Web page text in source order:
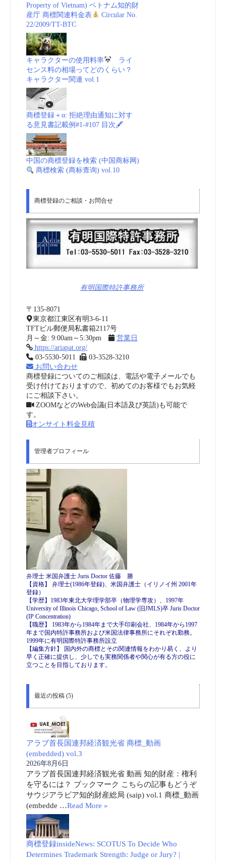
Property of Vietnam) ベトナム知的財
産庁 商標関連料金表
Circular No.
22/2009/TT-BTC
キャラクターの使用料率
ライ
センス料の相場ってどのくらい？
キャラクター関連 vol.1
商標登録＋α: 拒絶理由通知に対す
る意見書記載例#1-#107 目次🖋
中国の商標登録を検索 (中国商标网)
商標検索 (商标查询) vol.10
商標登録のご相談・お問合せ
有明国際特許事務所
〒135-8071
東京都江東区有明3-6-11
TFTビル郵便局私書箱2117号
月～金: 9:00am～5:30pm
営業日
https://ariapat.org/
03-5530-5011
03-3528-3210
お問い合わせ
商標登録についてのご相談は、電話や電子メールでも
受け付けておりますので、初めてのお客様でもお気軽
にご相談下さい。
ZOOMなどのWeb会議(日本語及び英語)も可能で
す。
オンサイト料金見積
管理者プロフィール
弁理士 米国弁護士 Juris Doctor 佐藤 勝
【資格】 弁理士(1986年登録)、米国弁護士（イリノイ州 2001年
登録）
【学歴】1983年東北大学理学部卒（物理学専攻）、1997年
University of Illinois Chicago, School of Law (旧JMLS)卒 Juris Doctor
(IP Concentration)
【職歴】 1983年から1984年まで大手印刷会社、1984年から1997
年まで国内特許事務所および米国法律事務所にそれぞれ勤務。
1999年に有明国際特許事務所設立
【編集方針】 国内外の商標とその関連情報をわかり易く、より
早く正確に提供し、少しでも実務関係者や関心が有る方の役に
立つことを目指しております。
最近の投稿 (5)
アラブ首長国連邦経済観光省 商標_動画
(embedded) vol.3
2026年8月6日
アラブ首長国連邦経済観光省 動画 知的財産：権利
を守るには？ ブックマーク こちらの記事もどうぞ
サウジアラビア知的財産総局 (saip) vol.1 商標_動画
(embedde …Read More »
商標登録insideNews: SCOTUS To Decide Who
Determines Trademark Strength: Judge or Jury? |